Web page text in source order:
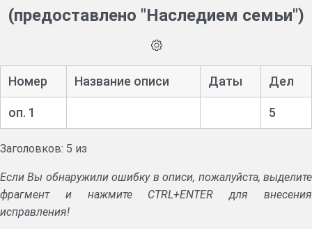
(предоставлено "Наследием семьи")
Номер Название описи Даты Дел
оп. 1 5
Заголовков: 5 из
Если Вы обнаружили ошибку в описи, пожалуйста, выделите
фрагмент и нажмите CTRL+ENTER для внесения
исправления!